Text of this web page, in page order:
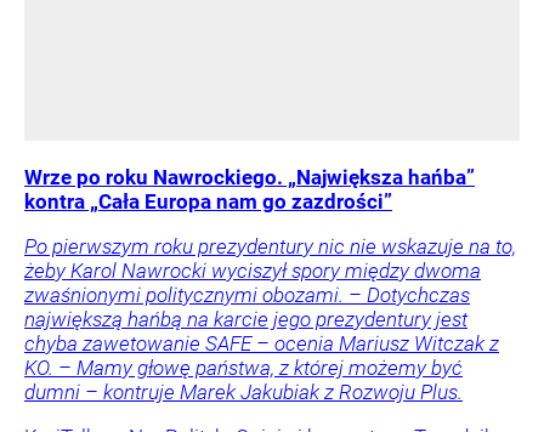
Wrze po roku Nawrockiego. „Największa hańba”
kontra „Cała Europa nam go zazdrości”
Po pierwszym roku prezydentury nic nie wskazuje na to,
żeby Karol Nawrocki wyciszył spory między dwoma
zwaśnionymi politycznymi obozami. – Dotychczas
największą hańbą na karcie jego prezydentury jest
chyba zawetowanie SAFE – ocenia Mariusz Witczak z
KO. – Mamy głowę państwa, z której możemy być
dumni – kontruje Marek Jakubiak z Rozwoju Plus.